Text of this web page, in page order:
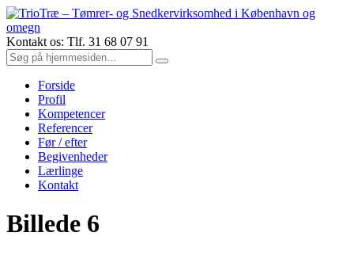
Kontakt os: Tlf. 31 68 07 91
Forside
Profil
Kompetencer
Referencer
Før / efter
Begivenheder
Lærlinge
Kontakt
Billede 6